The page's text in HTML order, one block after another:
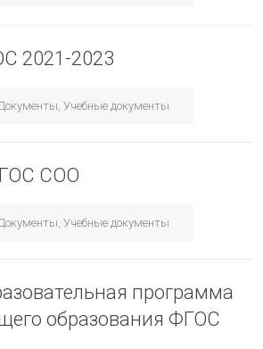
2021-2023
, Учебные документы
СОО
, Учебные документы
программа
образования ФГОС